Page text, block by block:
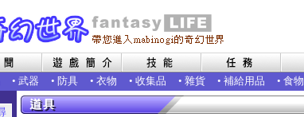
• 武器 • 防具 • 衣物 • 收集品 • 雜貨 • 補給用品 • 食物